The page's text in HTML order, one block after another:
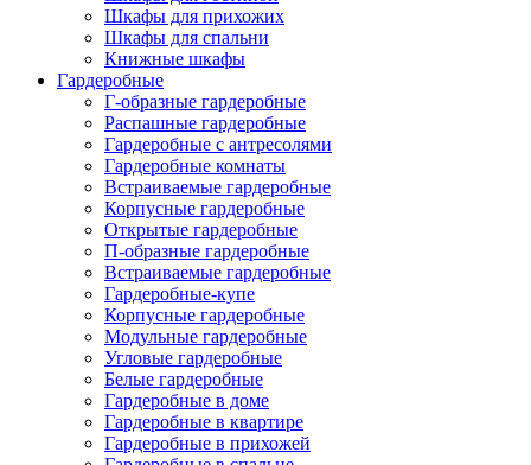
Шкафы для прихожих
Шкафы для спальни
Книжные шкафы
Гардеробные
Г-образные гардеробные
Распашные гардеробные
Гардеробные с антресолями
Гардеробные комнаты
Встраиваемые гардеробные
Корпусные гардеробные
Открытые гардеробные
П-образные гардеробные
Встраиваемые гардеробные
Гардеробные-купе
Корпусные гардеробные
Модульные гардеробные
Угловые гардеробные
Белые гардеробные
Гардеробные в доме
Гардеробные в квартире
Гардеробные в прихожей